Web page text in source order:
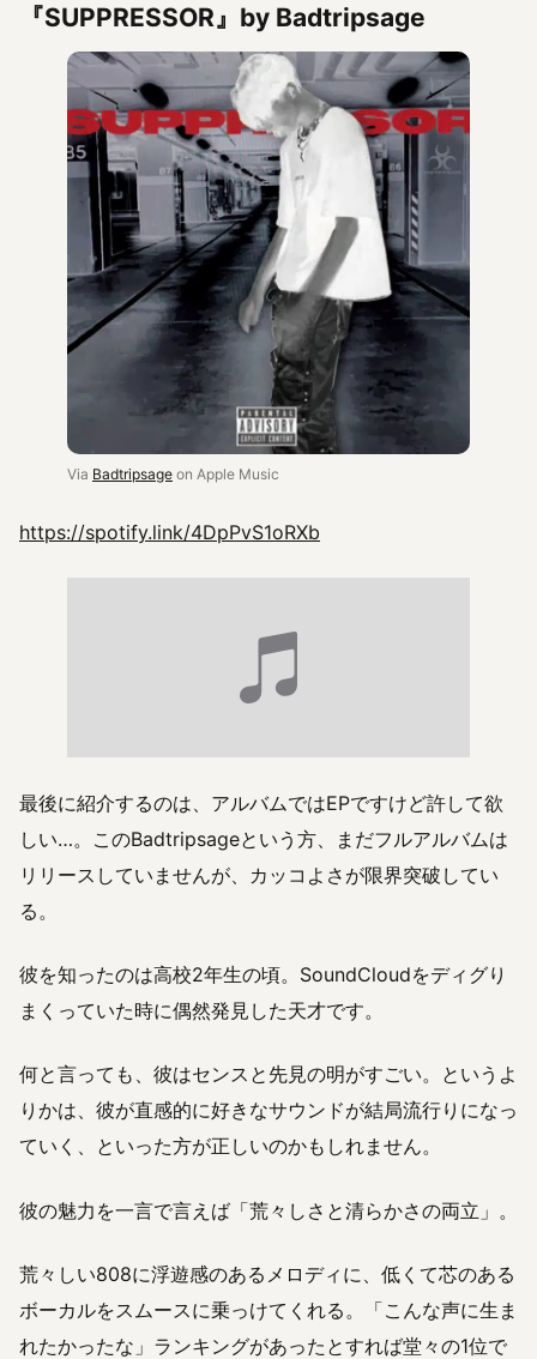
『SUPPRESSOR』by Badtripsage
Via Badtripsage on Apple Music
https://spotify.link/4DpPvS1oRXb
最後に紹介するのは、アルバムではEPですけど許して欲
しい…。このBadtripsageという方、まだフルアルバムは
リリースしていませんが、カッコよさが限界突破してい
る。
彼を知ったのは高校2年生の頃。SoundCloudをディグり
まくっていた時に偶然発見した天才です。
何と言っても、彼はセンスと先見の明がすごい。というよ
りかは、彼が直感的に好きなサウンドが結局流行りになっ
ていく、といった方が正しいのかもしれません。
彼の魅力を一言で言えば「荒々しさと清らかさの両立」。
荒々しい808に浮遊感のあるメロディに、低くて芯のある
ボーカルをスムースに乗っけてくれる。「こんな声に生ま
れたかったな」ランキングがあったとすれば堂々の1位で